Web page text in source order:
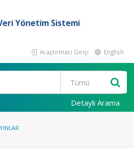
Yönetim Sistemi
Araştırmacı Girişi English
Detaylı Arama